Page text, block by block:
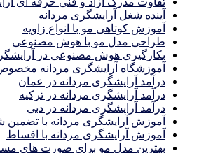
آینده شغل آرایشگری مردانه
آموزش کوتاهی مو با انواع زاویه
طراحی مدل مو با هوش مصنوعی
بکارگیری هوش مصنوعی در
آموزشگاه آرایشگری مردانه
درآمد آرایشگری مردانه در عمان
درآمد آرایشگری مردانه در ترکیه
درآمد آرایشگری مردانه در دبی
آموزش آرایشگری مردانه با تضمین
آموزش آرایشگری مردانه با اقساط
بهترین مدل مو برای صورت های